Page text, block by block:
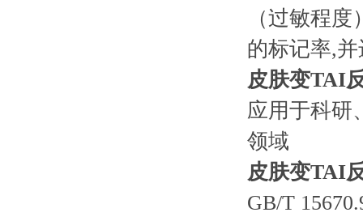
（过敏程
的标记率,
皮肤变TAI
应用于科研
领域
皮肤变TAI
GB/T